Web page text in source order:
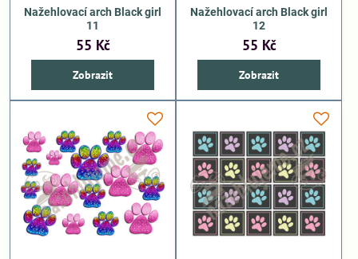
Nažehlovací arch Black girl
11
55 Kč
Zobrazit
Nažehlovací arch Black girl
12
55 Kč
Zobrazit